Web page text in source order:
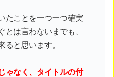
たことを一つ一つ確実
とは言わないまでも、
ると思います。
ゃなく、タイトルの付